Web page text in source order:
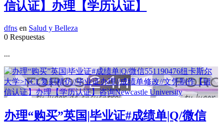
信认证】办理【学历认证】
dfns en Salud y Belleza
0 Respuestas
...
办理“购买”英国|毕业证#成绩单|Q/微信